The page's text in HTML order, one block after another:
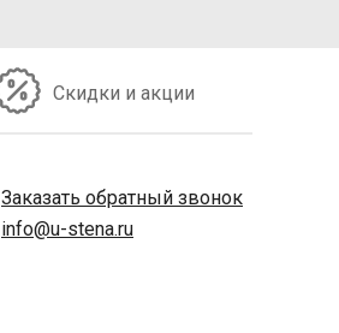
Скидки и акции
Заказать обратный звонок
info@u-stena.ru